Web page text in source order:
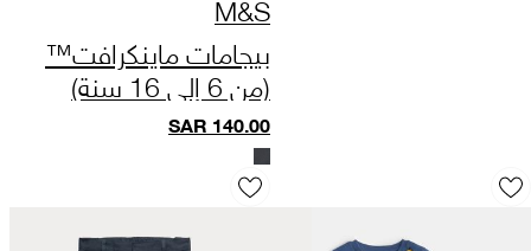
بيجامات ماينكرافت™
(من 6 إلى 16 سنة)
SAR 140.00